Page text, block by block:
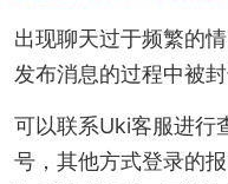
出现聊天过于频繁的
发布消息的过程中被封
可以联系Uki客服进行
号，其他方式登录的